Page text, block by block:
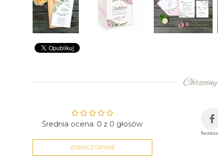
Średnia ocena: 0 z 0 głosów
ZOBACZ OPINIE